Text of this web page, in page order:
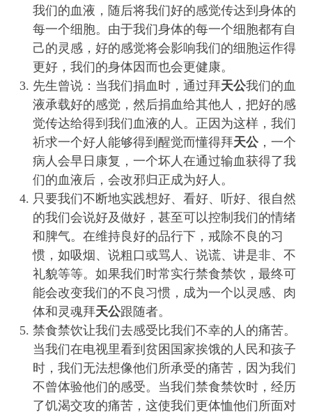
我们的血液，随后将我们好的感觉传达到身体的
每一个细胞。由于我们身体的每一个细胞都有自
己的灵感，好的感觉将会影响我们的细胞运作得
更好，我们的身体因而也会更健康。
先生曾说：当我们捐血时，通过拜天公我们的血
液承载好的感觉，然后捐血给其他人，把好的感
觉传达给得到我们血液的人。正因为这样，我们
祈求一个好人能够得到醒觉而懂得拜天公，一个
病人会早日康复，一个坏人在通过输血获得了我
们的血液后，会改邪归正成为好人。
只要我们不断地实践想好、看好、听好、很自然
的我们会说好及做好，甚至可以控制我们的情绪
和脾气。在维持良好的品行下，戒除不良的习
惯，如吸烟、说粗口或骂人、说谎、讲是非、不
礼貌等等。如果我们时常实行禁食禁饮，最终可
能会改变我们的不良习惯，成为一个以灵感、肉
体和灵魂拜天公跟随者。
禁食禁饮让我们去感受比我们不幸的人的痛苦。
当我们在电视里看到贫困国家挨饿的人民和孩子
时，我们无法想像他们所承受的痛苦，因为我们
不曾体验他们的感受。当我们禁食禁饮时，经历
了饥渴交攻的痛苦，这使我们更体恤他们所面对